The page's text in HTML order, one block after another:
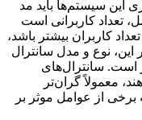
این سیستم‌ها باید مد
تعداد کاربرانی است
کاربران بیشتر باشد،
این، نوع و مدل سانترال
است. سانترال‌های
معمولاً گران‌تر
از عوامل موثر بر